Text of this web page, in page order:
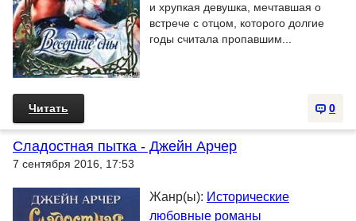
и хрупкая девушка, мечтавшая о
встрече с отцом, которого долгие
годы считала пропавшим...
0
Читать
Сладостная пытка - Джейн Арчер
7 сентября 2016, 17:53
Жанр(ы): Исторические
любовные романы